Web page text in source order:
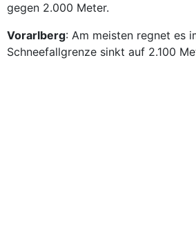
gegen 2.000 Meter.
Vorarlberg: Am meisten regnet es
Schneefallgrenze sinkt auf 2.100